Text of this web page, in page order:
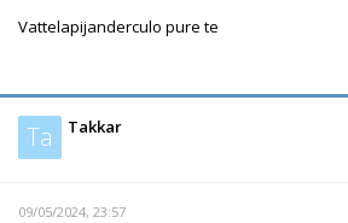
Vattelapijanderculo pure te
Ta Takkar
09/05/2024, 23:57